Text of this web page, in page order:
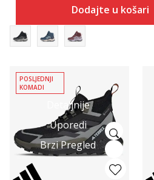
Dodajte u košaricu
Detaljnije
Uporedi
Brzi Pregled
POSLJEDNJI
KOMADI